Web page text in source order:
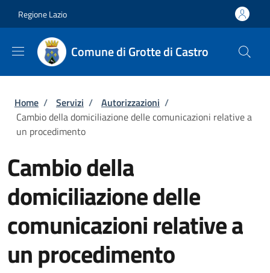
Regione Lazio
Comune di Grotte di Castro
Briciole di pane
Home / Servizi / Autorizzazioni /
Cambio della domiciliazione delle comunicazioni relative a
un procedimento
Cambio della
domiciliazione delle
comunicazioni relative a
un procedimento